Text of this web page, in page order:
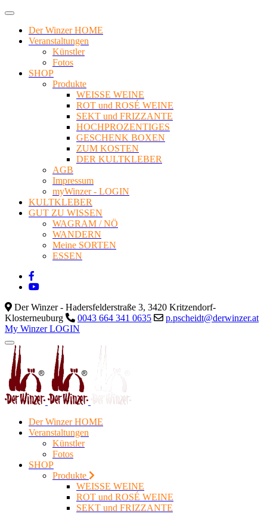
Der Winzer HOME
Veranstaltungen
Künstler
Fotos
SHOP
Produkte
WEISSE WEINE
ROT und ROSÉ WEINE
SEKT und FRIZZANTE
HOCHPROZENTIGES
GESCHENK BOXEN
ZUM KOSTEN
DER KULTKLEBER
AGB
Impressum
myWinzer - LOGIN
KULTKLEBER
GUT ZU WISSEN
WAGRAM / NÖ
WANDERN
Meine SORTEN
ESSEN
Der Winzer - Hadersfelderstraße 3, 3420 Kritzendorf-
Klosterneuburg
0043 664 341 0635
p.pscheidt@derwinzer.at
My Winzer LOGIN
Der Winzer HOME
Veranstaltungen
Künstler
Fotos
SHOP
Produkte
WEISSE WEINE
ROT und ROSÉ WEINE
SEKT und FRIZZANTE